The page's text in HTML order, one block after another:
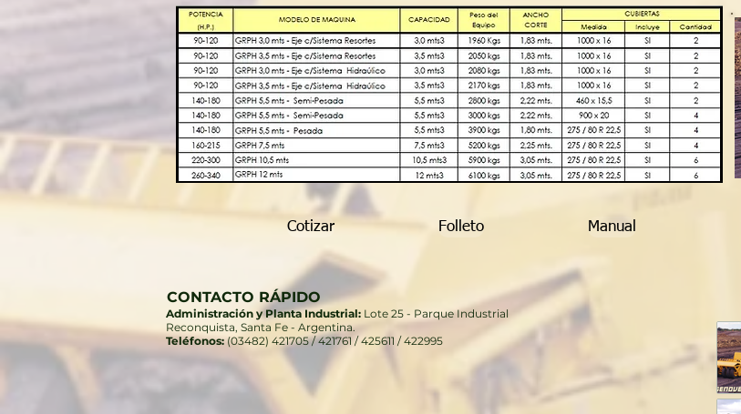
Cotizar Folleto Manual
CONTACTO RÁPIDO
Administración y Planta Industrial: Lote 25 - Parque Industrial
Reconquista, Santa Fe - Argentina.
Teléfonos:(03482) 421705 / 421761 / 425611 / 422995